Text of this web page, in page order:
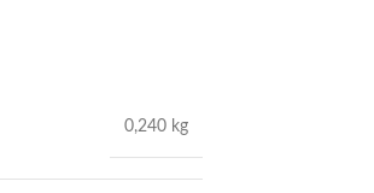
0,240 kg